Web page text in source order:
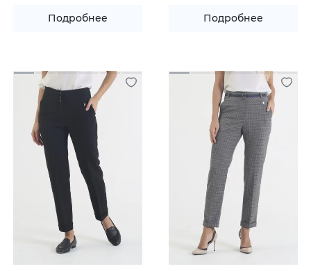
Подробнее Подробнее